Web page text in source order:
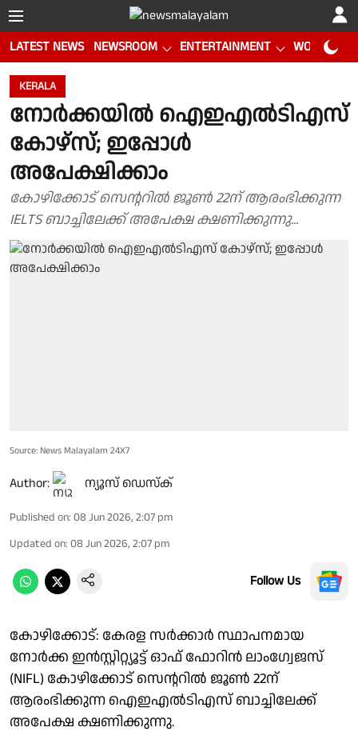
LATEST NEWS NEWSROOM ENTERTAINMENT WORLD CUP
KERALA
നോർക്കയിൽ ഐഇഎൽടിഎസ്
കോഴ്സ്; ഇപ്പോൾ
അപേക്ഷിക്കാം
കോഴിക്കോട് സെന്ററിൽ ജൂൺ 22ന് ആരംഭിക്കുന്ന
IELTS ബാച്ചിലേക്ക് അപേക്ഷ ക്ഷണിക്കുന്നു...
Source: News Malayalam 24X7
Author: ന്യൂസ് ഡെസ്ക്
Published on: 08 Jun 2026, 2:07 pm
Updated on: 08 Jun 2026, 2:07 pm
Follow Us
കോഴിക്കോട്: കേരള സർക്കാർ സ്ഥാപനമായ
നോർക്ക ഇൻസ്റ്റിറ്റ്യൂട്ട് ഓഫ് ഫോറിൻ ലാംഗ്വേജസ്
(NIFL) കോഴിക്കോട് സെന്ററിൽ ജൂൺ 22ന്
ആരംഭിക്കുന്ന ഐഇഎൽടിഎസ് ബാച്ചിലേക്ക്
അപേക്ഷ ക്ഷണിക്കുന്നു.